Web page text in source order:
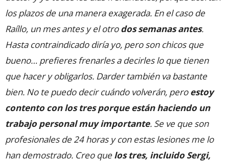
los plazos de una manera exagerada. En el caso de
Raíllo, un mes antes y el otrodos semanas antes.
Hasta contraindicado diría yo, pero son chicos que
bueno… prefieres frenarles a decirles lo que tienen
que hacer y obligarlos. Darder también va bastante
bien. No te puedo decir cuándo volverán, peroestoy
contento con los tres porque están haciendo un
trabajo personal muy importante. Se ve que son
profesionales de 24 horas y con estas lesiones me lo
han demostrado. Creo que los tres, incluido Sergi,